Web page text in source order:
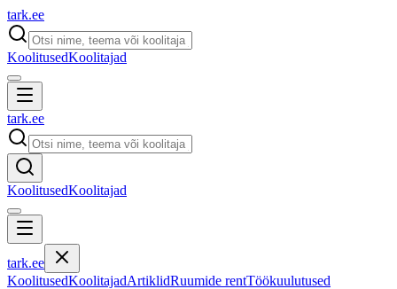
tark.ee
KoolitusedKoolitajad
tark.ee
KoolitusedKoolitajad
tark.ee
KoolitusedKoolitajadArtiklidRuumide rentTöökuulutused